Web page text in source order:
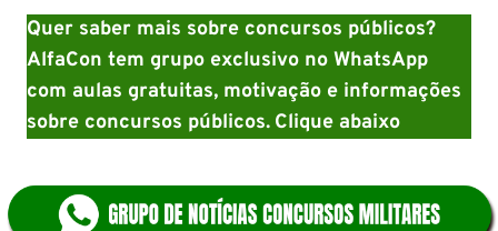
Quer saber mais sobre concursos públicos?
AlfaCon tem grupo exclusivo no WhatsApp
com aulas gratuitas, motivação e informações
sobre concursos públicos. Clique abaixo